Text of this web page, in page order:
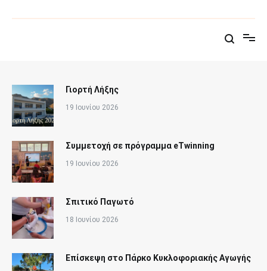
στο
Γιορτή Λήξης
19 Ιουνίου 2026
Συμμετοχή σε πρόγραμμα eTwinning
19 Ιουνίου 2026
Σπιτικό Παγωτό
18 Ιουνίου 2026
Επίσκεψη στο Πάρκο Κυκλοφοριακής Αγωγής